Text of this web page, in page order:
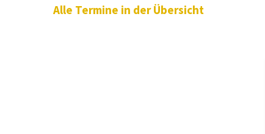
Alle Termine in der Übersicht